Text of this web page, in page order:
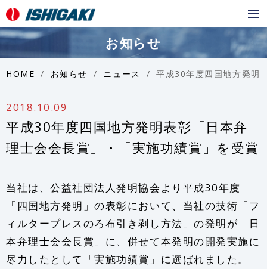
メ
ニ
ュ
お知らせ
HOME お知らせ ニュース 平成30年度四国地方発明表彰「日本弁理士会会長賞」・「実施功績賞」を受賞
2018.10.09
平成30年度四国地方発明表彰「日本弁
理士会会長賞」・「実施功績賞」を受賞
当社は、公益社団法人発明協会より平成30年度
「四国地方発明」の表彰において、当社の技術「フ
ィルタープレスのろ布引き剥し方法」の発明が「日
本弁理士会会長賞」に、併せて本発明の開発実施に
尽力したとして「実施功績賞」に選ばれました。